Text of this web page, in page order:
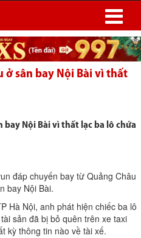
ở sân bay Nội Bài vì thất
bay Nội Bài vì thất lạc ba lô chứa
đáp chuyến bay từ Quảng Châu
bay Nội Bài.
Hà Nội, anh phát hiện chiếc ba lô
sản đã bị bỏ quên trên xe taxi
kỳ thông tin nào về tài xế.